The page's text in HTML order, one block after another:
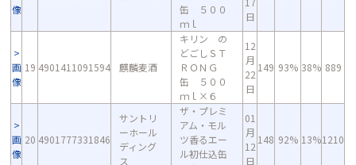
像
缶 ５００
ｍｌ
日
画
像
19 4901411091594 麒麟麦酒
キリン の
どごしＳＴ
ＲＯＮＧ
缶 ５００
ｍｌ×６
12
月
22
日
149 93% 38% 889
画
像
20 4901777331846
サントリ
ーホール
ディング
ス
ザ・プレミ
アム・モル
ツ香るエー
ル初仕込缶
01
月
12
日
148 92% 13%1210